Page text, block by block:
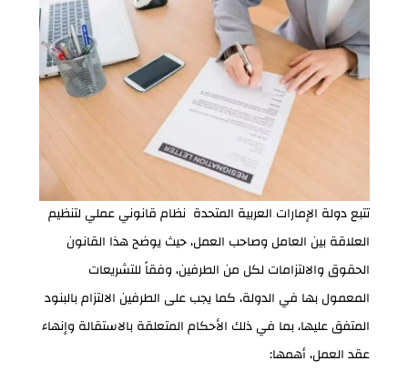
تتبع دولة الإمارات العربية المتحدة نظام قانوني عملي لتنظيم
العلاقة بين العامل وصاحب العمل، حيث يوضح هذا القانون
الحقوق والالتزامات لكل من الطرفين، وفقاً للتشريعات
المعمول بها في الدولة، كما يجب على الطرفين الالتزام بالبنود
المتفق عليها، بما في ذلك الأحكام المتعلقة بالاستقالة وإنهاء
عقد العمل، أهمها: